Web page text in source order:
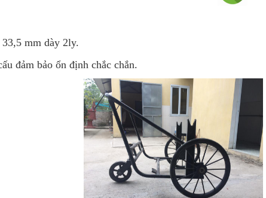
phi 33,5 mm dày 2ly.
đảm bảo ổn định chắc chắn.